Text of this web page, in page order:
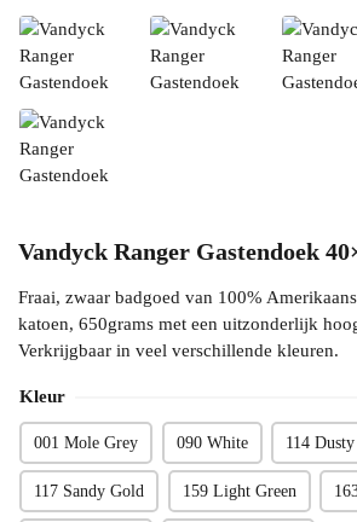
Vandyck Ranger Gastendoek
Fraai, zwaar badgoed van 100% Amerikaans
katoen, 650grams met een uitzonderlijk
Verkrijgbaar in veel verschillende kleuren.
Kleur
001 Mole Grey 090 White 114
117 Sandy Gold 159 Light Green